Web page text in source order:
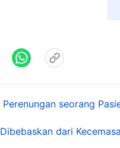
dan tidak
semampu mereka.)
tugas mereka
Perenungan seorang
Dibebaskan dari